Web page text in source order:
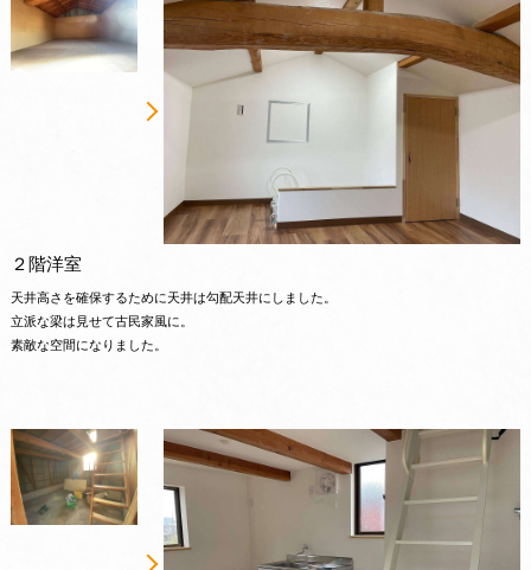
２階洋室
天井高さを確保するために天井は勾配天井にしました。
立派な梁は見せて古民家風に。
素敵な空間になりました。